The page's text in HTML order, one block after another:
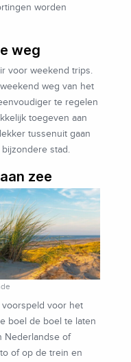
worden
weg
voor weekend trips.
weg van het
te regelen
toegeven aan
tussenuit gaan
stad.
zee
voor het
boel de boel te laten
Nederlandse of
of op de trein en